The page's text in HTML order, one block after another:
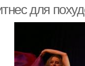
для